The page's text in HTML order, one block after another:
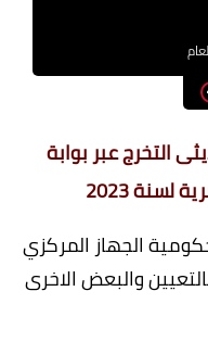
والمعاهد
التخرج عبر بوابة
2023
الجهاز المركزي
والبعض الاخرى